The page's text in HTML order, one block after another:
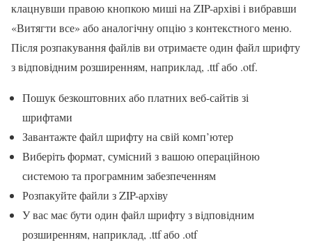
клацнувши правою кнопкою миші на ZIP-архіві і вибравши
«Витягти все» або аналогічну опцію з контекстного меню.
Після розпакування файлів ви отримаєте один файл шрифту
з відповідним розширенням, наприклад, .ttf або .otf.
Пошук безкоштовних або платних веб-сайтів зі
шрифтами
Завантажте файл шрифту на свій комп’ютер
Виберіть формат, сумісний з вашою операційною
системою та програмним забезпеченням
Розпакуйте файли з ZIP-архіву
У вас має бути один файл шрифту з відповідним
розширенням, наприклад, .ttf або .otf